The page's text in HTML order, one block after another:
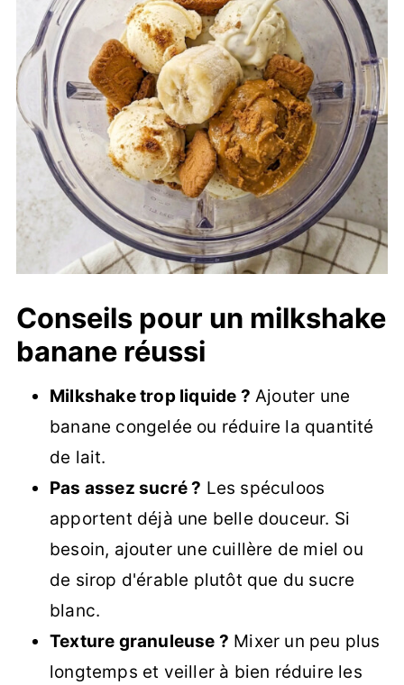
Conseils pour un milkshake
banane réussi
Milkshake trop liquide ? Ajouter une
banane congelée ou réduire la quantité
de lait.
Pas assez sucré ? Les spéculoos
apportent déjà une belle douceur. Si
besoin, ajouter une cuillère de miel ou
de sirop d'érable plutôt que du sucre
blanc.
Texture granuleuse ? Mixer un peu plus
longtemps et veiller à bien réduire les